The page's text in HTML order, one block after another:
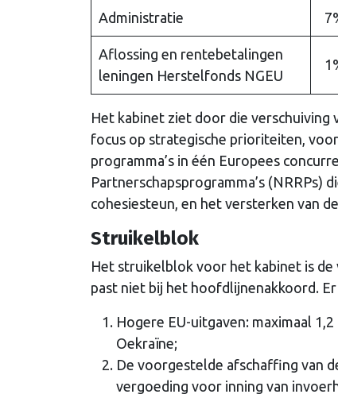
Administratie
Aflossing en rentebetalingen
leningen Herstelfonds NGEU
Het kabinet ziet door die verschuiving
focus op strategische prioriteiten,
programma’s in één Europees
Partnerschapsprogramma’s (NRRPs)
cohesiesteun, en het versterken van
Struikelblok
Het struikelblok voor het kabinet is de
past niet bij het hoofdlijnenakkoord.
Hogere EU-uitgaven: maximaal
Oekraïne;
De voorgestelde afschaffing van
vergoeding voor inning van